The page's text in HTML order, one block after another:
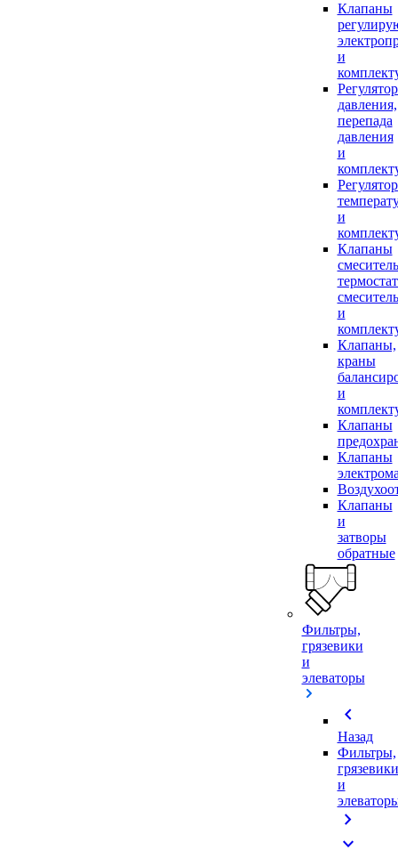
Клапаны
и
давления,
перепада
давления
и
и
Клапаны
и
Клапаны,
краны
и
Клапаны
Клапаны
Клапаны
и
затворы
обратные
Фильтры,
грязевики
и
элеваторы
chevron_left
Назад
Фильтры,
грязевики
и
chevron_right
expand_more